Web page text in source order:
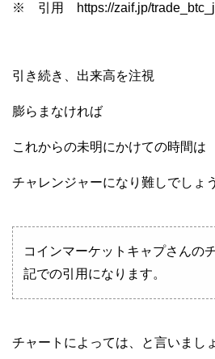
※ 引用 https://zaif.jp/
引き続き、出来高を注視
膨らまなければ
これからの未明にかけての時間は
チャレンジャーになり難しでしょう
コインマーケットキャプさんの
記での引用になります。
チャートによっては、と言いまし